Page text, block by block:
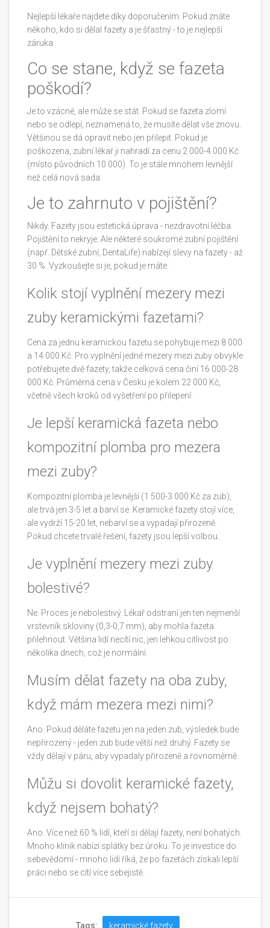
Nejlepší lékaře najdete díky doporučením. Pokud znáte
někoho, kdo si dělal fazety a je šťastný - to je nejlepší
záruka.
Co se stane, když se fazeta
poškodí?
Je to vzácné, ale může se stát. Pokud se fazeta zlomí
nebo se odlepí, neznamená to, že musíte dělat vše znovu.
Většinou se dá opravit nebo jen přilepit. Pokud je
poškozena, zubní lékař ji nahradí za cenu 2 000-4 000 Kč
(místo původních 10 000). To je stále mnohem levnější
než celá nová sada.
Je to zahrnuto v pojištění?
Nikdy. Fazety jsou estetická úprava - nezdravotní léčba.
Pojištění to nekryje. Ale některé soukromé zubní pojištění
(např. Dětské zubní, DentaLife) nabízejí slevy na fazety - až
30 %. Vyzkoušejte si je, pokud je máte.
Kolik stojí vyplnění mezery mezi
zuby keramickými fazetami?
Cena za jednu keramickou fazetu se pohybuje mezi 8 000
a 14 000 Kč. Pro vyplnění jedné mezery mezi zuby obvykle
potřebujete dvě fazety, takže celková cena činí 16 000-28
000 Kč. Průměrná cena v Česku je kolem 22 000 Kč,
včetně všech kroků od vyšetření po přilepení.
Je lepší keramická fazeta nebo
kompozitní plomba pro mezera
mezi zuby?
Kompozitní plomba je levnější (1 500-3 000 Kč za zub),
ale trvá jen 3-5 let a barví se. Keramické fazety stojí více,
ale vydrží 15-20 let, nebarví se a vypadají přirozeně.
Pokud chcete trvalé řešení, fazety jsou lepší volbou.
Je vyplnění mezery mezi zuby
bolestivé?
Ne. Proces je nebolestivý. Lékař odstraní jen ten nejmenší
vrstevník skloviny (0,3-0,7 mm), aby mohla fazeta
přilehnout. Většina lidí necítí nic, jen lehkou citlivost po
několika dnech, což je normální.
Musím dělat fazety na oba zuby,
když mám mezera mezi nimi?
Ano. Pokud děláte fazetu jen na jeden zub, výsledek bude
nepřirozený - jeden zub bude větší než druhý. Fazety se
vždy dělají v páru, aby vypadaly přirozeně a rovnoměrně.
Můžu si dovolit keramické fazety,
když nejsem bohatý?
Ano. Více než 60 % lidí, kteří si dělají fazety, není bohatých.
Mnoho klinik nabízí splátky bez úroku. To je investice do
sebevědomí - mnoho lidí říká, že po fazetách získali lepší
práci nebo se cítí více sebejistě.
Tags: keramické fazety